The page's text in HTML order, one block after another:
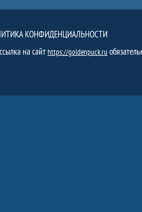
КОНФИДЕНЦИАЛЬНОСТИ
на сайтhttps://goldenpuck.ru